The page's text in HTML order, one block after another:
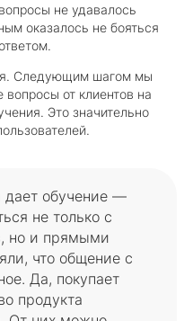
не удавалось
оказалось не бояться
Следующим шагом мы
вопросы от клиентов на
Это значительно
дает обучение —
не только с
но и прямыми
что общение с
Да, покупает
продукта